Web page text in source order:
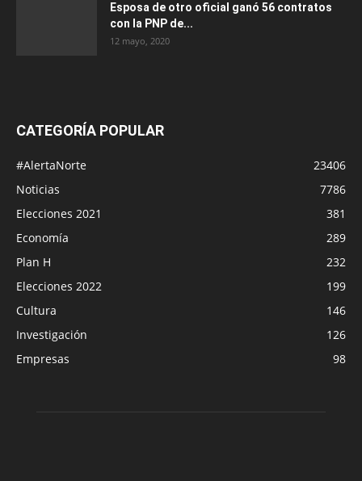
Esposa de otro oficial ganó 56 contratos
con la PNP de...
12 mayo, 2020
CATEGORÍA POPULAR
#AlertaNorte
23406
Noticias
7786
Elecciones 2021
381
Economía
289
Plan H
232
Elecciones 2022
199
Cultura
146
Investigación
126
Empresas
98